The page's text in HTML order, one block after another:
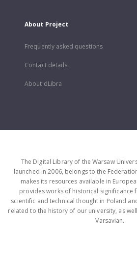
About Project
Frequently asked questions
Contact details
About dLibra
The Digital Library of the Warsaw
launched in 2006, belongs to the
makes its resources available in
provides works of historical significance
scientific and technical thought in Poland
related to the history of our university, as
Varsavian.